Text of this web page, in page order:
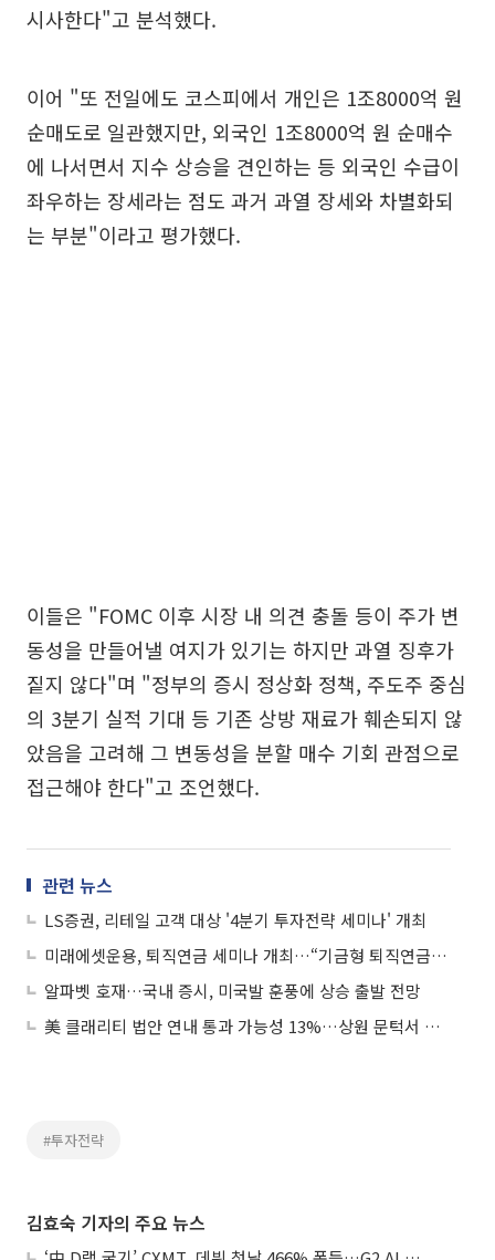
시사한다"고 분석했다.
이어 "또 전일에도 코스피에서 개인은 1조8000억 원
순매도로 일관했지만, 외국인 1조8000억 원 순매수
에 나서면서 지수 상승을 견인하는 등 외국인 수급이
좌우하는 장세라는 점도 과거 과열 장세와 차별화되
는 부분"이라고 평가했다.
이들은 "FOMC 이후 시장 내 의견 충돌 등이 주가 변
동성을 만들어낼 여지가 있기는 하지만 과열 징후가
짙지 않다"며 "정부의 증시 정상화 정책, 주도주 중심
의 3분기 실적 기대 등 기존 상방 재료가 훼손되지 않
았음을 고려해 그 변동성을 분할 매수 기회 관점으로
접근해야 한다"고 조언했다.
관련 뉴스
LS증권, 리테일 고객 대상 '4분기 투자전략 세미나' 개최
미래에셋운용, 퇴직연금 세미나 개최…“기금형 퇴직연금 투자전략 한눈에”
알파벳 호재…국내 증시, 미국발 훈풍에 상승 출발 전망
美 클래리티 법안 연내 통과 가능성 13%…상원 문턱서 제동
#투자전략
김효숙 기자의 주요 뉴스